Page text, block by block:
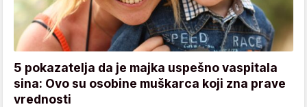
5 pokazatelja da je majka uspešno vaspitala
sina: Ovo su osobine muškarca koji zna prave
vrednosti